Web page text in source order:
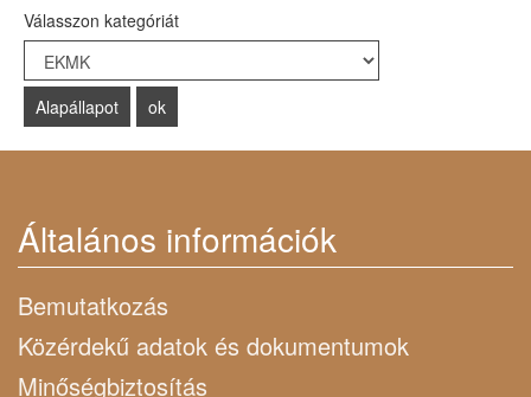
Válasszon kategóriát
Select a Category to filter list
Általános információk
Bemutatkozás
Közérdekű adatok és dokumentumok
Minőségbiztosítás